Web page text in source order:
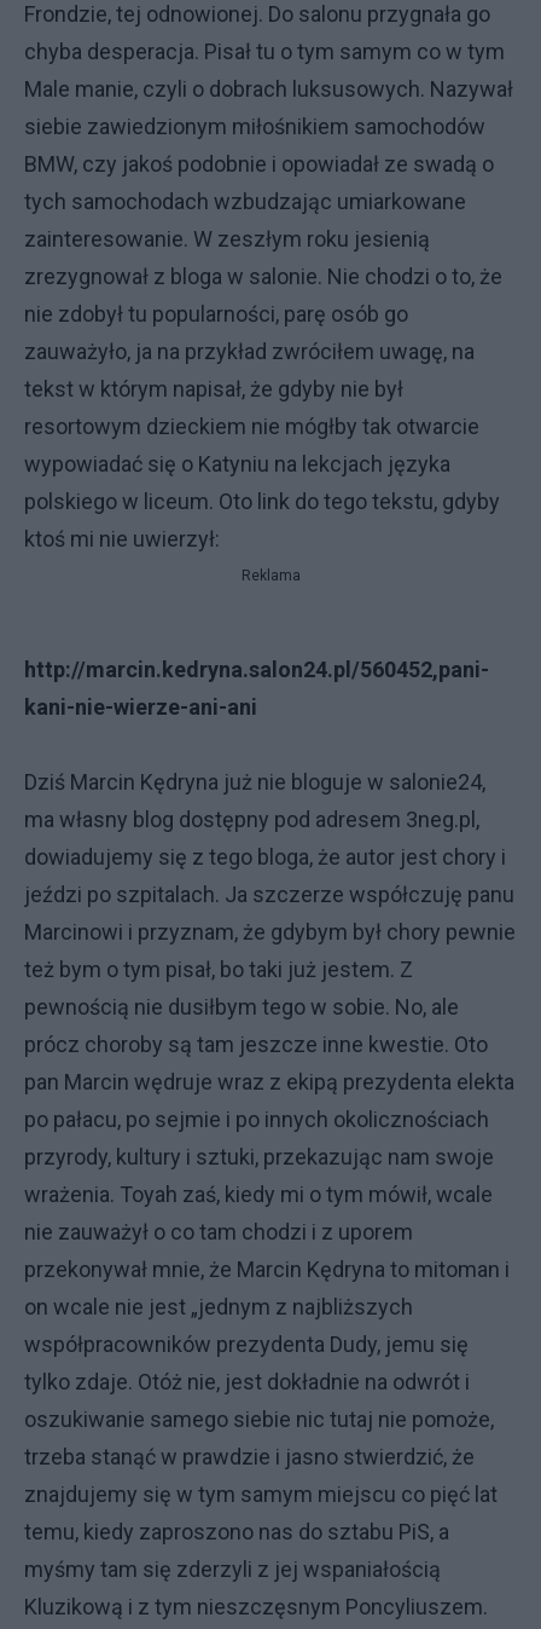
Frondzie, tej odnowionej. Do salonu przygnała go
chyba desperacja. Pisał tu o tym samym co w tym
Male manie, czyli o dobrach luksusowych. Nazywał
siebie zawiedzionym miłośnikiem samochodów
BMW, czy jakoś podobnie i opowiadał ze swadą o
tych samochodach wzbudzając umiarkowane
zainteresowanie. W zeszłym roku jesienią
zrezygnował z bloga w salonie. Nie chodzi o to, że
nie zdobył tu popularności, parę osób go
zauważyło, ja na przykład zwróciłem uwagę, na
tekst w którym napisał, że gdyby nie był
resortowym dzieckiem nie mógłby tak otwarcie
wypowiadać się o Katyniu na lekcjach języka
polskiego w liceum. Oto link do tego tekstu, gdyby
ktoś mi nie uwierzył:
Reklama
http://marcin.kedryna.salon24.pl/560452,pani-
kani-nie-wierze-ani-ani
Dziś Marcin Kędryna już nie bloguje w salonie24,
ma własny blog dostępny pod adresem 3neg.pl,
dowiadujemy się z tego bloga, że autor jest chory i
jeździ po szpitalach. Ja szczerze współczuję panu
Marcinowi i przyznam, że gdybym był chory pewnie
też bym o tym pisał, bo taki już jestem. Z
pewnością nie dusiłbym tego w sobie. No, ale
prócz choroby są tam jeszcze inne kwestie. Oto
pan Marcin wędruje wraz z ekipą prezydenta elekta
po pałacu, po sejmie i po innych okolicznościach
przyrody, kultury i sztuki, przekazując nam swoje
wrażenia. Toyah zaś, kiedy mi o tym mówił, wcale
nie zauważył o co tam chodzi i z uporem
przekonywał mnie, że Marcin Kędryna to mitoman i
on wcale nie jest „jednym z najbliższych
współpracowników prezydenta Dudy, jemu się
tylko zdaje. Otóż nie, jest dokładnie na odwrót i
oszukiwanie samego siebie nic tutaj nie pomoże,
trzeba stanąć w prawdzie i jasno stwierdzić, że
znajdujemy się w tym samym miejscu co pięć lat
temu, kiedy zaproszono nas do sztabu PiS, a
myśmy tam się zderzyli z jej wspaniałością
Kluzikową i z tym nieszczęsnym Poncyliuszem.